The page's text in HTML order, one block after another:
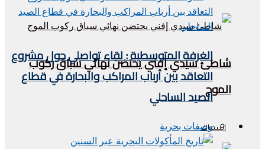
شاطئ سيدي إفني يحتضن نهائي سباق ركوب
الموج
اسماك
الغرفة المتوسطية : لقاء تواصلي حول مشروع
التعاقد بين أرباب المراكب والبحارة في قطاع
الصيد الساحلي
وصفات بحرية